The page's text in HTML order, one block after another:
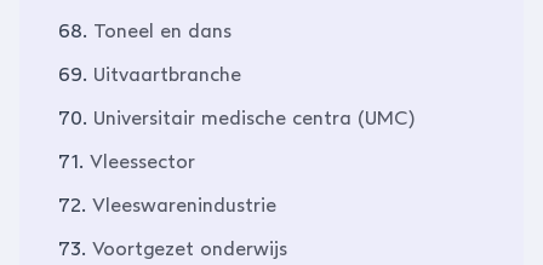
68. Toneel en dans
69. Uitvaartbranche
70. Universitair medische centra (UMC)
71. Vleessector
72. Vleeswarenindustrie
73. Voortgezet onderwijs